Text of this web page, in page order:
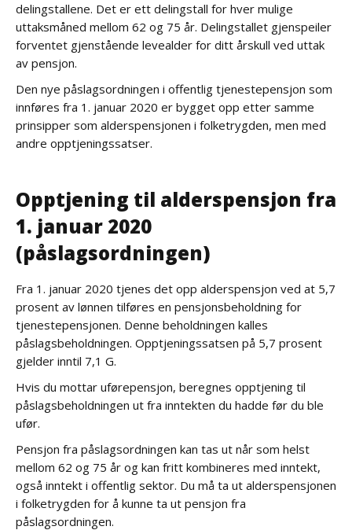
delingstallene. Det er ett delingstall for hver mulige
uttaksmåned mellom 62 og 75 år. Delingstallet gjenspeiler
forventet gjenstående levealder for ditt årskull ved uttak
av pensjon.
Den nye påslagsordningen i offentlig tjenestepensjon som
innføres fra 1. januar 2020 er bygget opp etter samme
prinsipper som alderspensjonen i folketrygden, men med
andre opptjeningssatser.
Opptjening til alderspensjon fra
1. januar 2020
(påslagsordningen)
Fra 1. januar 2020 tjenes det opp alderspensjon ved at 5,7
prosent av lønnen tilføres en pensjonsbeholdning for
tjenestepensjonen. Denne beholdningen kalles
påslagsbeholdningen. Opptjeningssatsen på 5,7 prosent
gjelder inntil 7,1 G.
Hvis du mottar uførepensjon, beregnes opptjening til
påslagsbeholdningen ut fra inntekten du hadde før du ble
ufør.
Pensjon fra påslagsordningen kan tas ut når som helst
mellom 62 og 75 år og kan fritt kombineres med inntekt,
også inntekt i offentlig sektor. Du må ta ut alderspensjonen
i folketrygden for å kunne ta ut pensjon fra
påslagsordningen.